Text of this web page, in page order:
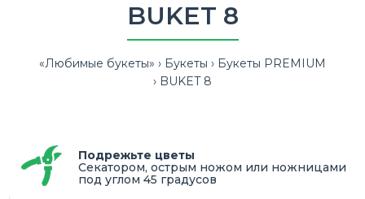
BUKET 8
«Любимые букеты» Букеты
Букеты PREMIUM
BUKET 8
Подрежьте цветы
Секатором, острым ножом или ножницами
под углом 45 градусов